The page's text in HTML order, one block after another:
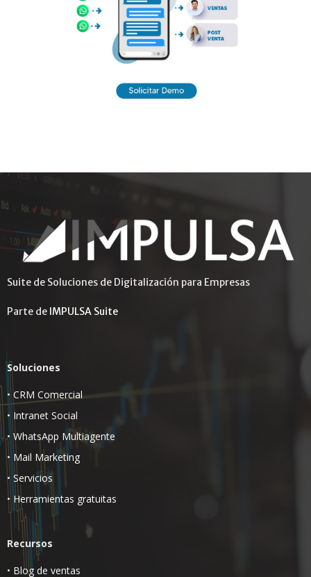
Suite de Soluciones de Digitalización para Empresas
Parte de IMPULSA Suite
Soluciones
•CRM Comercial
• Intranet Social
• WhatsApp Multiagente
• Mail Marketing
• Servicios
• Herramientas gratuitas
Recursos
• Blog de ventas